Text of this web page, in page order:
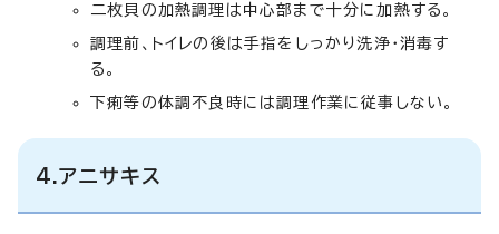
二枚貝の加熱調理は中心部まで十分に加熱する。
調理前、トイレの後は手指をしっかり洗浄・消毒す
る。
下痢等の体調不良時には調理作業に従事しない。
4.アニサキス